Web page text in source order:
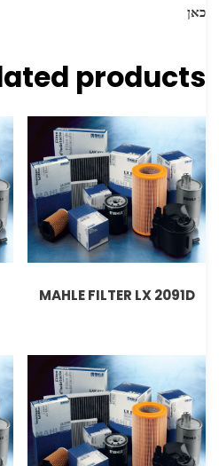
כאן
products
MAHLE FILTER LX 2091D